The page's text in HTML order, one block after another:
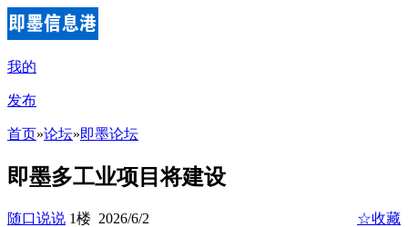
我的
发布
首页»论坛»即墨论坛
即墨多工业项目将建设
随口说说 1楼 2026/6/2
☆收藏